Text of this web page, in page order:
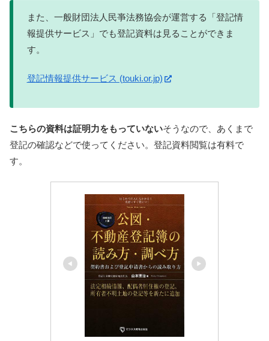
また、一般財団法人民亊法務協会が運営する「登記情
報提供サービス」でも登記資料は見ることができま
す。
登記情報提供サービス (touki.or.jp)
こちらの資料は証明力をもっていないそうなので、あくまで
登記の確認などで使ってください。登記資料閲覧は有料で
す。